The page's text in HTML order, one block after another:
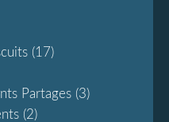
(17)
Partages (3)
(2)